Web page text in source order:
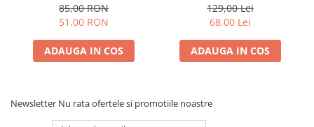
85,00 RON
51,00 RON
ADAUGA IN COS
129,00 Lei
68,00 Lei
ADAUGA IN COS
Newsletter Nu rata ofertele si promotiile noastre